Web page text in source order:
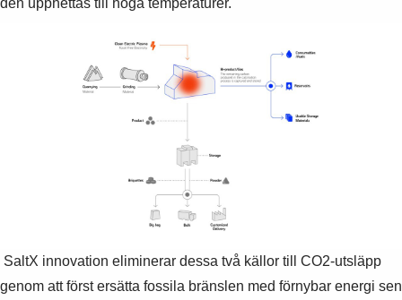
SaltX innovation eliminerar dessa två källor till CO2-utsläpp
genom att först ersätta fossila bränslen med förnybar energi sen